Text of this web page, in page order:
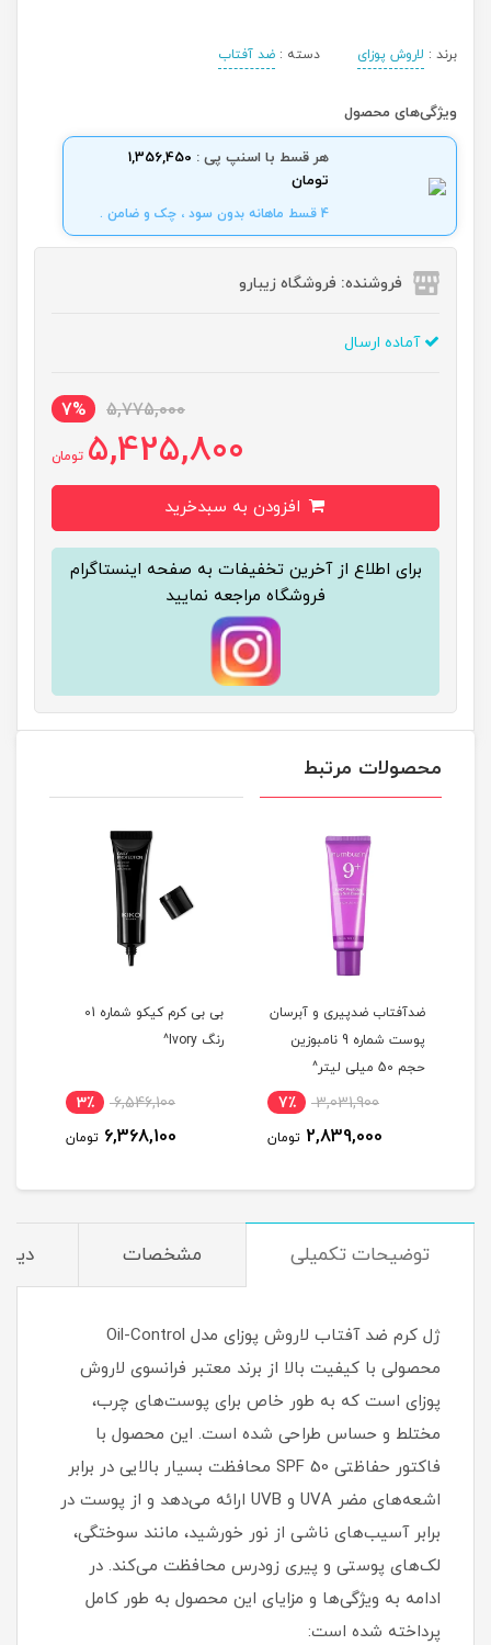
برند : لاروش پوزای دسته : ضد آفتاب
ویژگی‌های محصول
هر قسط با اسنپ پی : 1,356,450
تومان
4 قسط ماهانه بدون سود ، چک و ضامن .
فروشنده: فروشگاه زیبارو
آماده ارسال
5,775,000
7%
5,425,800 تومان
برای اطلاع از آخرین تخفیفات به صفحه اینستاگرام
فروشگاه مراجعه نمایید
محصولات مرتبط
ضدآفتاب ضدپیری و آبرسان
پوست شماره 9 نامبوزین
حجم 50 میلی لیتر^
3,031,900 7٪
2,839,000 تومان
بی بی کرم کیکو شماره 01
رنگ Ivory^
6,546,100 3٪
6,368,100 تومان
توضیحات تکمیلی مشخصات
ژل کرم ضد آفتاب لاروش پوزای مدل Oil-Control
محصولی با کیفیت بالا از برند معتبر فرانسوی لاروش
پوزای است که به طور خاص برای پوست‌های چرب،
مختلط و حساس طراحی شده است. این محصول با
فاکتور حفاظتی SPF 50 محافظت بسیار بالایی در برابر
اشعه‌های مضر UVA و UVB ارائه می‌دهد و از پوست در
برابر آسیب‌های ناشی از نور خورشید، مانند سوختگی،
لک‌های پوستی و پیری زودرس محافظت می‌کند. در
ادامه به ویژگی‌ها و مزایای این محصول به طور کامل
پرداخته شده است: